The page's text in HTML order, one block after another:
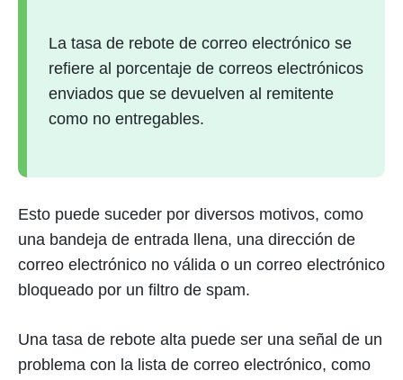
La tasa de rebote de correo electrónico se
refiere al porcentaje de correos electrónicos
enviados que se devuelven al remitente
como no entregables.
Esto puede suceder por diversos motivos, como
una bandeja de entrada llena, una dirección de
correo electrónico no válida o un correo electrónico
bloqueado por un filtro de spam.
Una tasa de rebote alta puede ser una señal de un
problema con la lista de correo electrónico, como